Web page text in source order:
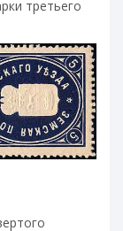
третьего